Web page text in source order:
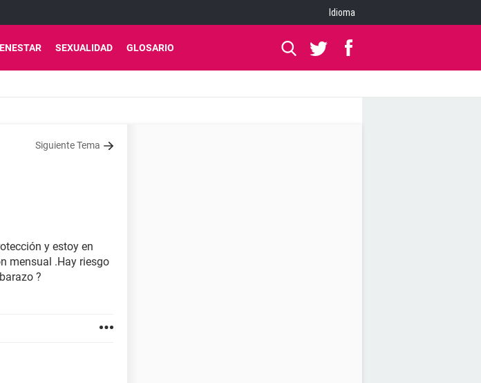
Idioma
SEXUALIDAD GLOSARIO
Siguiente Tema
y estoy en
mensual .Hay riesgo
?